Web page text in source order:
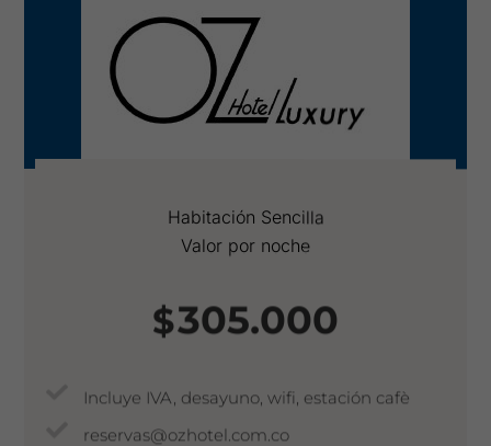
Habitación Sencilla
Valor por noche
$305.000
Incluye IVA, desayuno, wifi, estación cafè
reservas@ozhotel.com.co